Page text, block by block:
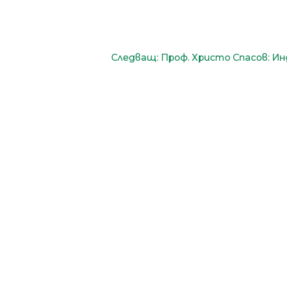
Следващ: Проф. Христо Спасов: